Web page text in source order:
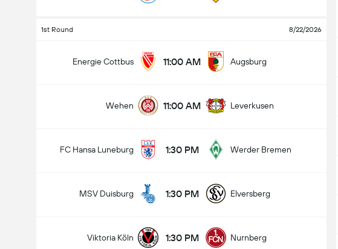
1st Round 8/22/2026
Energie Cottbus 11:00 AM Augsburg
Wehen 11:00 AM Leverkusen
FC Hansa Luneburg 1:30 PM Werder Bremen
MSV Duisburg 1:30 PM Elversberg
Viktoria Köln 1:30 PM Nurnberg